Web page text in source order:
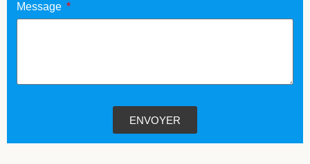
Message
ENVOYER